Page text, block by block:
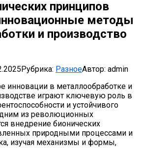
принципов
методы
и производство
Рубрика: РазноеАвтор: admin
инновации в металлообработке и
играют ключевую роль в
и устойчивого
из революционных
внедрение бионических
природными процессами и
изучая механизмы и формы,